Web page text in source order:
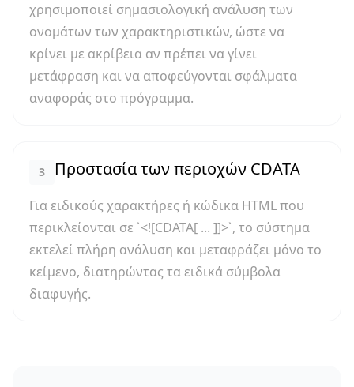
χρησιμοποιεί σημασιολογική ανάλυση των
ονομάτων των χαρακτηριστικών, ώστε να
κρίνει με ακρίβεια αν πρέπει να γίνει
μετάφραση και να αποφεύγονται σφάλματα
αναφοράς στο πρόγραμμα.
3 Προστασία των περιοχών CDATA
Για ειδικούς χαρακτήρες ή κώδικα HTML που
περικλείονται σε `<![CDATA[ ... ]]>`, το σύστημα
εκτελεί πλήρη ανάλυση και μεταφράζει μόνο το
κείμενο, διατηρώντας τα ειδικά σύμβολα
διαφυγής.